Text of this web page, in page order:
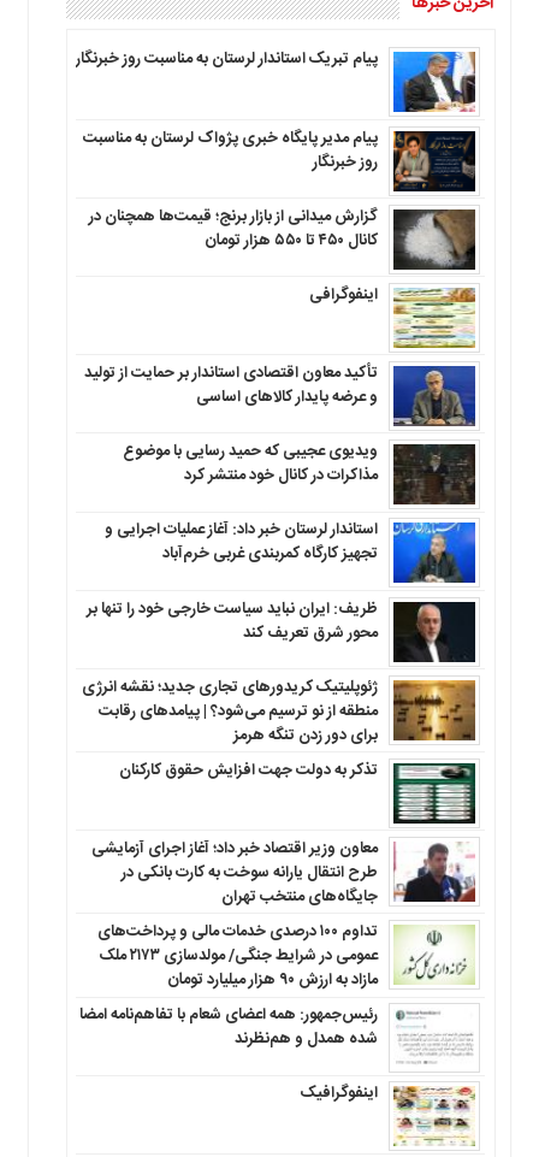
پیام تبریک استاندار لرستان به‌ مناسبت روز خبرنگار
پیام مدیر پایگاه خبری پژواک لرستان به مناسبت
روز خبرنگار
گزارش میدانی از بازار برنج؛ قیمت‌ها همچنان در
کانال ۴۵۰ تا ۵۵۰ هزار تومان
اینفوگرافی
تأکید معاون اقتصادی استاندار بر حمایت از تولید
و عرضه پایدار کالاهای اساسی
ویدیوی عجیبی که حمید رسایی با موضوع
مذاکرات در کانال خود منتشر کرد
استاندار لرستان خبر داد: آغاز عملیات اجرایی و
تجهیز کارگاه کمربندی غربی خرم‌آباد
ظریف: ایران نباید سیاست خارجی خود را تنها بر
محور شرق تعریف کند
ژئوپلیتیک کریدورهای تجاری جدید؛ نقشه انرژی
منطقه‌ از نو ترسیم می‌شود؟ | پیامدهای رقابت
برای دور زدن تنگه هرمز
تذکر به دولت جهت افزایش حقوق کارکنان ‌
معاون وزیر اقتصاد خبر داد؛ آغاز اجرای آزمایشی
طرح انتقال یارانه سوخت به کارت بانکی در
جایگاه‌های منتخب تهران
تداوم ۱۰۰ درصدی خدمات مالی و پرداخت‌های
عمومی در شرایط جنگی/ مولدسازی ۲۱۷۳ ملک
مازاد به ارزش ۹۰ هزار میلیارد تومان
رئیس‌جمهور: همه اعضای شعام با تفاهم‌نامه امضا
شده همدل و هم‌نظرند
اینفوگرافیک